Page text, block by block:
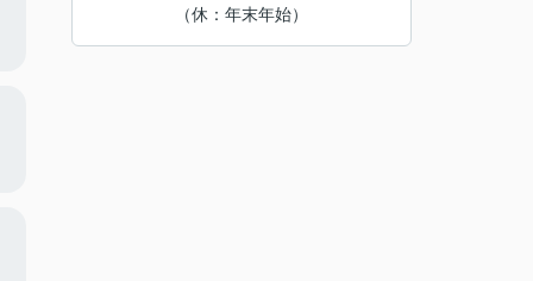
（休：年末年始）